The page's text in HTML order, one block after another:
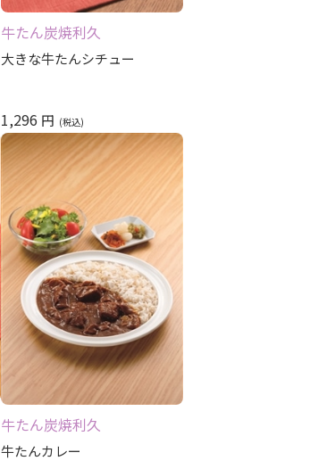
牛たん炭焼利久
大きな牛たんシチュー
1,296 円
牛たん炭焼利久
牛たんカレー